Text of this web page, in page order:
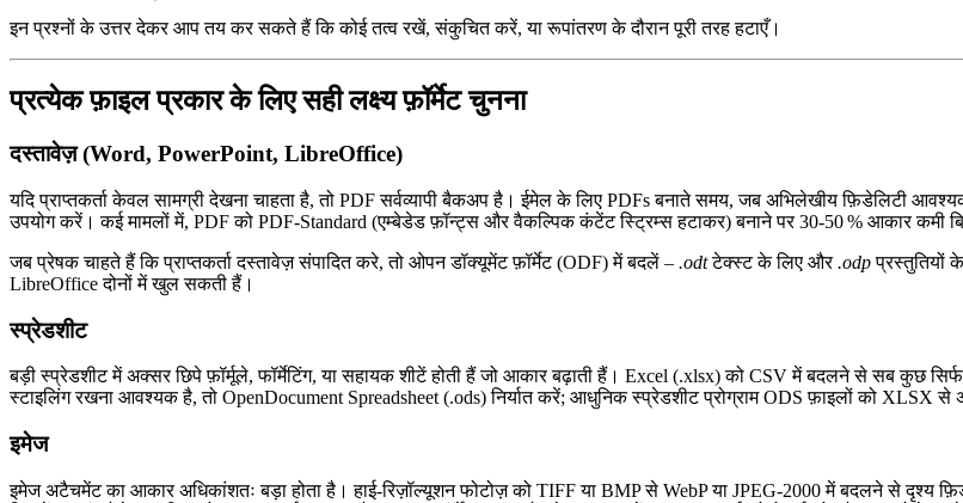
इन प्रश्नों के उत्तर देकर आप तय कर सकते हैं कि कोई तत्व रखें, संकुचित करें, या रूपांतरण के दौरान पूरी तरह हटाएँ।
प्रत्येक फ़ाइल प्रकार के लिए सही लक्ष्य फ़ॉर्मेट चुनना
दस्तावेज़ (Word, PowerPoint, LibreOffice)
यदि प्राप्तकर्ता केवल सामग्री देखना चाहता है, तो PDFसर्वव्यापी बैकअप है। ईमेल के लिए PDFs बनाते समय, जब अभिलेखीय फ़िडेलिटी
उपयोग करें। कई मामलों में, PDF को PDF‑Standard (एम्बेडेड फ़ॉन्ट्स और वैकल्पिक कंटेंट स्ट्रिम्स हटाकर) बनाने पर 30‑50 % आकार कमी
जब प्रेषक चाहते हैं कि प्राप्तकर्ता दस्तावेज़ संपादित करे, तो ओपन डॉक्यूमेंट फ़ॉर्मेट (ODF)में बदलें – .odtटेक्स्ट के लिए और.odpप्रस्तुतियों
LibreOffice दोनों में खुल सकती हैं।
स्प्रेडशीट
बड़ी स्प्रेडशीट में अक्सर छिपे फ़ॉर्मूले, फॉर्मेटिंग, या सहायक शीटें होती हैं जो आकार बढ़ाती हैं। Excel (.xlsx)को CSVमें बदलने से सब कुछ सिर्फ
स्टाइलिंग रखना आवश्यक है, तो OpenDocument Spreadsheet (.ods)निर्यात करें; आधुनिक स्प्रेडशीट प्रोग्राम ODS फ़ाइलों को
इमेज
इमेज अटैचमेंट का आकार अधिकांशतः बड़ा होता है। हाई‑रिज़ॉल्यूशन फोटोज़ को TIFFया BMPसे WebPया JPEG‑2000में बदलने से दृश्य